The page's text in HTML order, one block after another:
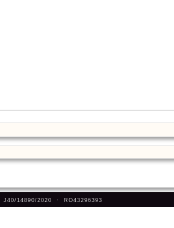
14890/2020 · RO43296393